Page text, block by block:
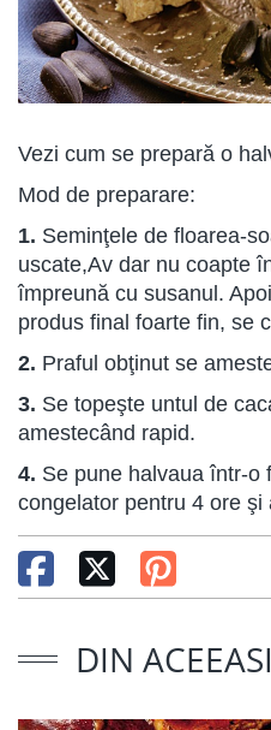
Vezi cum se prepară o
Mod de preparare:
1. Seminţele de floarea-
uscate,Av dar nu coapte
împreună cu susanul.
produs final foarte fin, se
2. Praful obţinut se
3. Se topeşte untul de
amestecând rapid.
4. Se pune halvaua într-o
congelator pentru 4 ore şi
DIN ACEEASI